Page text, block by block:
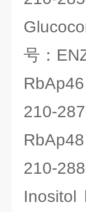
号：
210-
210-
Inositol